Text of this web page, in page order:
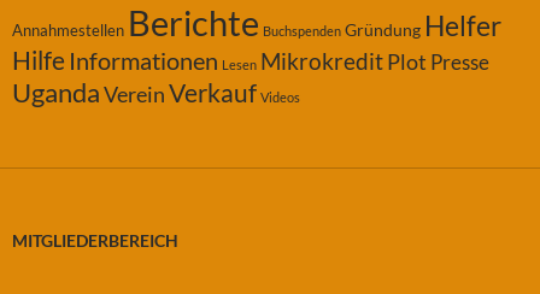
Annahmestellen Berichte Buchspenden Gründung Helfer
Hilfe Informationen Lesen MikrokreditPlot Presse
UgandaVereinVerkauf Videos
MITGLIEDERBEREICH